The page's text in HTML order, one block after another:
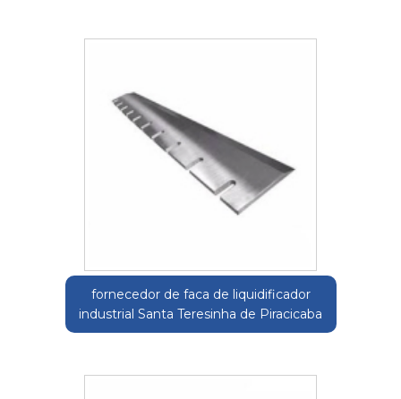
fornecedor de faca de liquidificador
industrial Santa Teresinha de Piracicaba